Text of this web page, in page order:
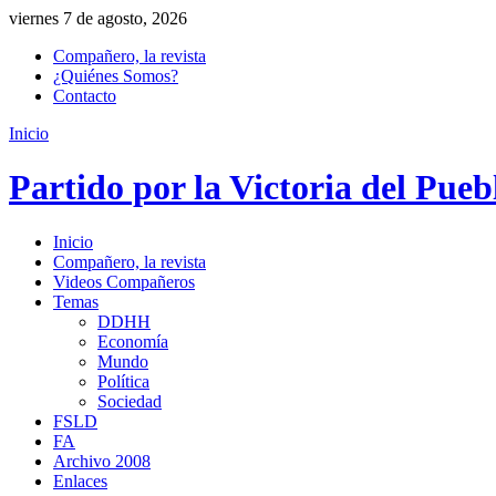
viernes 7 de agosto, 2026
Compañero, la revista
¿Quiénes Somos?
Contacto
Inicio
Partido por la Victoria del
Inicio
Compañero, la revista
Videos Compañeros
Temas
DDHH
Economía
Mundo
Política
Sociedad
FSLD
FA
Archivo 2008
Enlaces